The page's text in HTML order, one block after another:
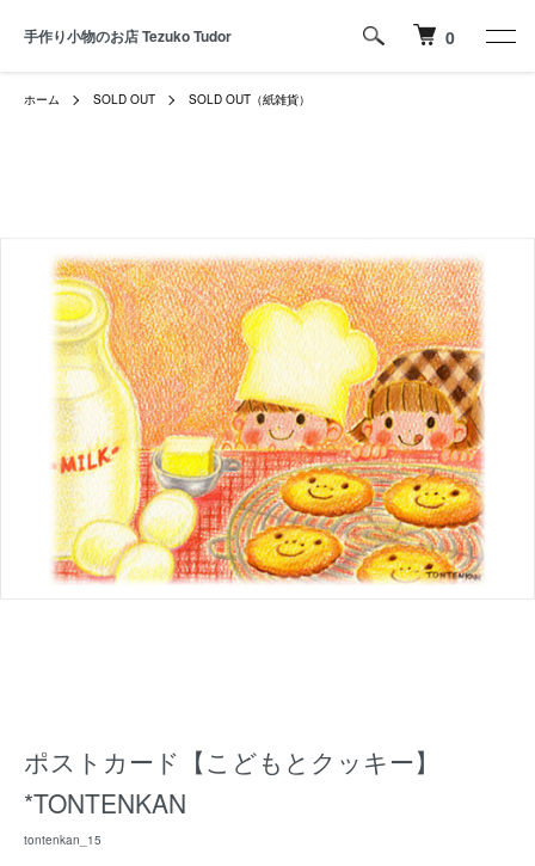
手作り小物のお店 Tezuko Tudor 0
ホーム SOLD OUT SOLD OUT（紙雑貨）
ポストカード【こどもとクッキー】
*TONTENKAN
tontenkan_15